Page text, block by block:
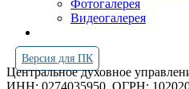
Фотогалерея
Видеогалерея
Версия для ПК
Центральное духовное
ИНН: 0274035950 ОГРН: